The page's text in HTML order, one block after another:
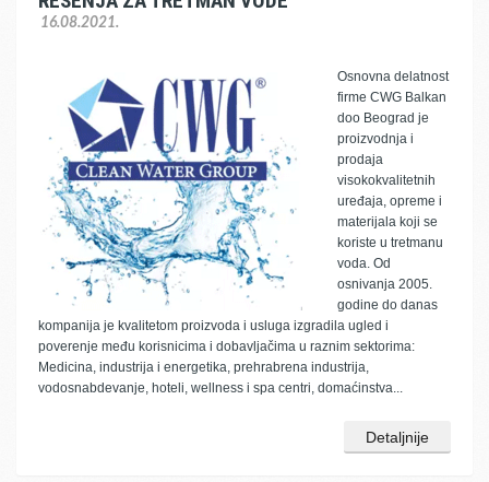
16.08.2021.
Osnovna delatnost
firme CWG Balkan
doo Beograd je
proizvodnja i
prodaja
visokokvalitetnih
uređaja, opreme i
materijala koji se
koriste u tretmanu
voda. Od
osnivanja 2005.
godine do danas
kompanija je kvalitetom proizvoda i usluga izgradila ugled i
poverenje među korisnicima i dobavljačima u raznim sektorima:
Medicina, industrija i energetika, prehrabrena industrija,
vodosnabdevanje, hoteli, wellness i spa centri, domaćinstva...
Detaljnije